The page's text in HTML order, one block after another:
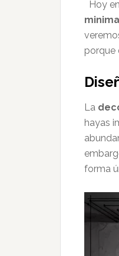
Hoy en
porque
La
hayas
forma